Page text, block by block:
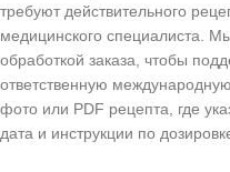
требуют действительного
медицинского специалиста.
обработкой заказа, чтобы
ответственную
фото или PDF рецепта, где
дата и инструкции по